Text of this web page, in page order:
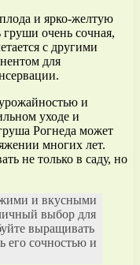
и ярко-желтую
очень сочная,
с другими
для
и
уходе и
Рогнеда может
многих лет.
не только в саду, но
и вкусными
выбор для
выращивать
его сочностью и